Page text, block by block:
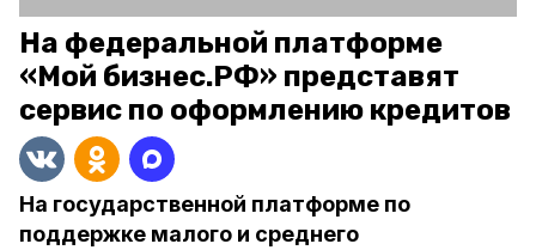
На федеральной платформе
«Мой бизнес.РФ» представят
сервис по оформлению кредитов
На государственной платформе по
поддержке малого и среднего